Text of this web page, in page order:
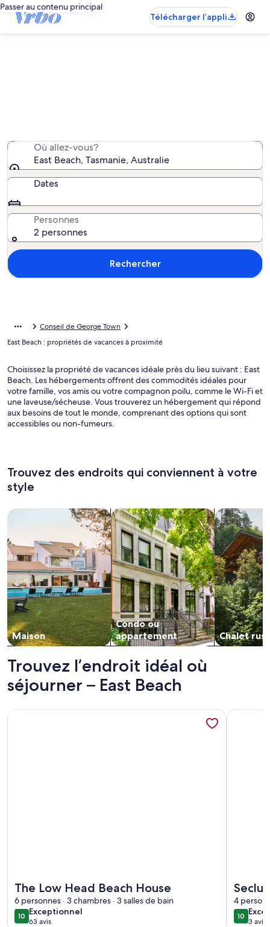
Passer au contenu principal
Télécharger l’appli
Où allez-vous?
East Beach, Tasmanie, Australie
Dates
Personnes
2 personnes
Rechercher
Conseil de George Town
East Beach : propriétés de vacances à proximité
Choisissez la propriété de vacances idéale près du lieu suivant : East
Beach. Les hébergements offrent des commodités idéales pour
votre famille, vos amis ou votre compagnon poilu, comme le Wi-Fi et
une laveuse/sécheuse. Vous trouverez un hébergement qui répond
aux besoins de tout le monde, comprenant des options qui sont
accessibles ou non-fumeurs.
Trouvez des endroits qui conviennent à votre
style
Maison
Rechercher des maisons
Condo ou
appartement
Rechercher des condos ou
Chalet
Rechercher
Trouvez l’endroit idéal où
séjourner – East Beach
The Low Head Beach House
6 personnes · 3 chambres · 3 salles de bain
1010 sur 10
Exceptionnel
exceptionnel
63 avis
Plus de renseignements sur l’hébergement The Low Head
4
1010 sur 10
3 avis
Plus de